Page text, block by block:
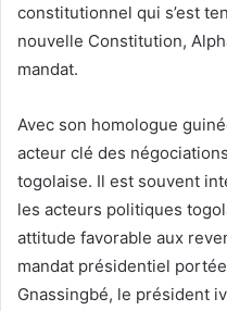
constitutionnel qui s’est
nouvelle Constitution,
mandat.
Avec son homologue
acteur clé des
togolaise. Il est souvent
les acteurs politiques
attitude favorable aux
mandat présidentiel
Gnassingbé, le président